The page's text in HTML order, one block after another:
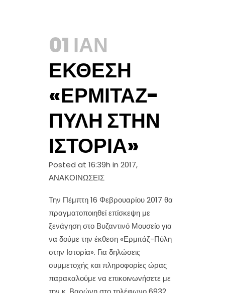
01 ΙΑΝ
ΈΚΘΕΣΗ
«ΕΡΜΙΤΆΖ-
ΠΎΛΗ ΣΤΗΝ
ΙΣΤΟΡΊΑ»
Posted at 16:39h in 2017,
ΑΝΑΚΟΙΝΩΣΕΙΣ
Την Πέμπτη 16 Φεβρουαρίου 2017 θα
πραγματοποιηθεί επίσκεψη με
ξενάγηση στο Βυζαντινό Μουσείο για
να δούμε την έκθεση «Ερμιτάζ-Πύλη
στην Ιστορία». Για δηλώσεις
συμμετοχής και πληροφορίες ώρας
παρακαλούμε να επικοινωνήσετε με